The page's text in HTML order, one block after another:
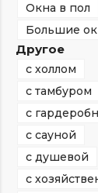
Окна в пол
Большие
Другое
с холлом
с тамбуром
с
с сауной
с душевой
с